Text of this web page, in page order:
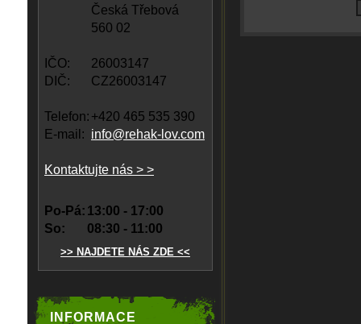
Česká Třebová
560 02
IČO:
26003147
DIČ:
CZ26003147
Telefon: +420 465 535 390
E-mail: info@rehak-lov.com
Kontaktujte nás > >
Po-Pá: 13:00 - 17:00
So:
08:30 - 11:00
>> NAJDETE NÁS ZDE <<
INFORMACE